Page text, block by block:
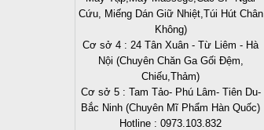
Cứu, Miếng Dán Giữ Nhiệt,Túi Hút Chân
Không)
Cơ sở 4 : 24 Tân Xuân - Từ Liêm - Hà
Nội (Chuyên Chăn Ga Gối Đệm,
Chiếu,Thảm)
Cơ sở 5 : Tam Tảo- Phú Lâm- Tiên Du-
Bắc Ninh (Chuyên Mĩ Phẩm Hàn Quốc)
Hotline : 0973.103.832